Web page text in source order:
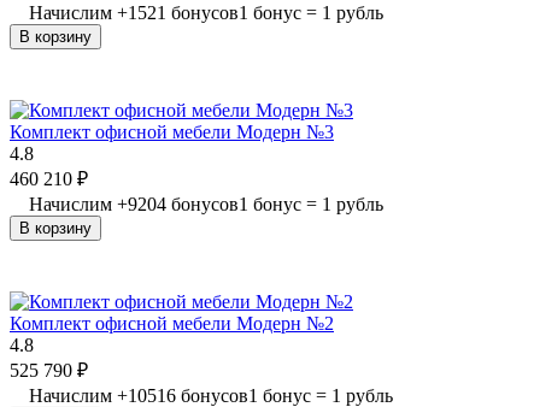
Начислим +1521 бонусов1 бонус = 1 рубль
В корзину
Комплект офисной мебели Модерн №3
4.8
460 210 ₽
Начислим +9204 бонусов1 бонус = 1 рубль
В корзину
Комплект офисной мебели Модерн №2
4.8
525 790 ₽
Начислим +10516 бонусов1 бонус = 1 рубль